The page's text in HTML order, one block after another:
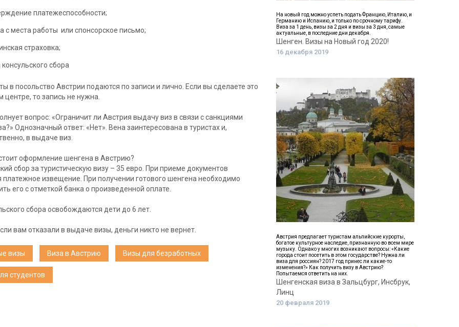
платежеспособности;
с места работы или спонсорское письмо;
страховка;
сбора
в посольство Австрии подаются по записи и лично. Если вы сделаете это
центре, то запись не нужна.
вопрос: «Ограничит ли Австрия выдачу виз в связи с санкциями
Однозначный ответ: «Нет». Вена заинтересована в туристах и,
в выдаче виз.
оформление шенгена в Австрию?
сбор за туристическую визу – 35 евро. При приеме документов
платежное извещение. При получении готового шенгена необходимо
его с отметкой банка о произведенной оплате.
сбора освобождаются дети до 6 лет.
вам отказали в выдаче визы, деньги никто не вернет.
визы Виза в Австрию Визы для безработных
студентов
На новый год можно успеть подать Францию, Италию, и
Германию и Испанию, и только по срочному тарифу.
Виза за 1 день, визы за 2 дня и визы за 3 дня, самые
актуальные, в последние дни декабря.
Шенген. Визы на Новый год 2020!
16 декабря 2019
Австрия предлагает туристам альпийские курорты,
богатое культурное наследие, признанную во всем мире
музыку. Однако у многих возникают вопросы: «Какие
города стоит посетить в этом государстве? Нужна ли
виза для россиян? 2017 год принес ли какие-то
изменения?» Как получить визу в Австрию?
Попытаемся ответить на них.
Шенгенская виза в Зальцбург, Инсбрук,
Линц
20 февраля 2019